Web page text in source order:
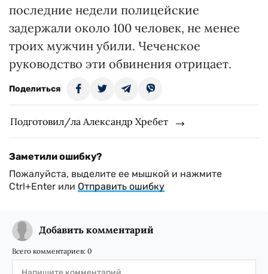
последние недели полицейские
задержали около 100 человек, не менее
троих мужчин убили. Чеченское
руководство эти обвинения отрицает.
Поделиться
Подготовил/ла Александр Хребет
Заметили ошибку?
Пожалуйста, выделите ее мышкой и нажмите
Ctrl+Enter или Отправить ошибку
Добавить комментарий
Всего комментариев: 0